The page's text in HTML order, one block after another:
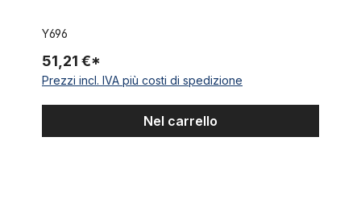
Y696
51,21 €*
Prezzi incl. IVA più costi di spedizione
Nel carrello